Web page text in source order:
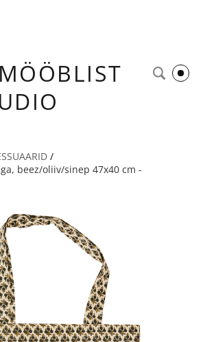
MÖÖBLIST
/
beez/oliiv/sinep 47x40 cm -